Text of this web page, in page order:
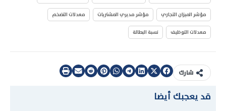
مؤشر الميزان التجاري مؤشر مديري المشتريات معدلات التضخم
معدلات التوظيف نسبة البطالة
شارك
قد يعجبك أيضا